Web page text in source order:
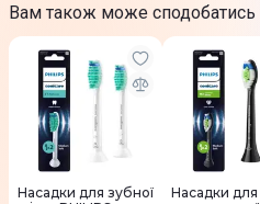
Вам також може сподобатись
Насадки для зубної
Насадки для